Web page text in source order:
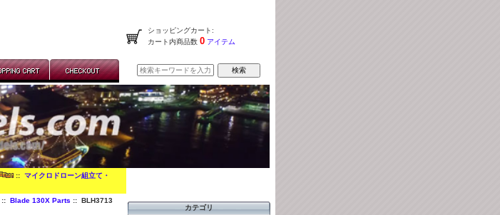
ショッピングカート:
カート内商品数 0アイテム
::マイクロドローン組立て・
::Blade 130X Parts :: BLH3713
カテゴリ